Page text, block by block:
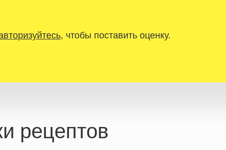
, чтобы поставить оценку.
рецептов